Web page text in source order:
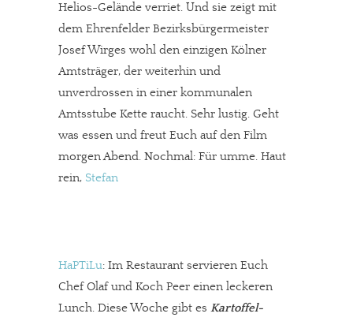
Helios-Gelände verriet. Und sie zeigt mit
dem Ehrenfelder Bezirksbürgermeister
Josef Wirges wohl den einzigen Kölner
Amtsträger, der weiterhin und
unverdrossen in einer kommunalen
Amtsstube Kette raucht. Sehr lustig. Geht
was essen und freut Euch auf den Film
morgen Abend. Nochmal: Für umme. Haut
rein, Stefan
HaPTiLu: Im Restaurant servieren Euch
Chef Olaf und Koch Peer einen leckeren
Lunch. Diese Woche gibt es Kartoffel-